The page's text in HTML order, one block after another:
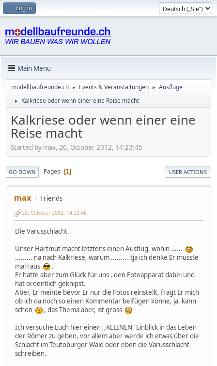
Log in
Main Menu
modellbaufreunde.ch ► Events & Veranstaltungen ► Ausflüge
► Kalkriese oder wenn einer eine Reise macht
Kalkriese oder wenn einer eine
Reise macht
Started by max, 20. October 2012, 14:23:45
GO DOWN Pages 1 USER ACTIONS
max Friends
20. October 2012, 14:23:45
Die Varusschlacht
Unser Hartmut macht letztens einen Ausflug, wohin ......
......... na nach Kalkriese, warum ..........tja ich denke Er musste
mal raus
.
Er hatte aber zum Glück für uns , den Fotoapparat dabei und
hat ordentlich geknipst.
Aber, Er meinte bevor Er nur die Fotos reinstellt, fragt Er mich
ob ich da noch so einen Kommentar beifügen könne, ja, kann
schon
, das Thema aber, ist gross
Ich versuche Euch hier einen ,,KLEINEN" Einblick in das Leben
der Römer zu geben, vor allem aber werde ich etwas über die
Schlacht im Teutoburger Wald oder eben die Varusschlacht
schreiben.